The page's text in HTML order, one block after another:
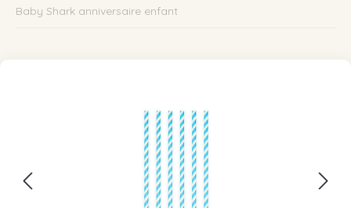
Baby Shark anniversaire enfant